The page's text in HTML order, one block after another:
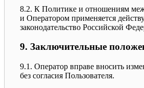
8.2. К Политике и отношениям
и Оператором применяется
законодательство Российской
9. Заключительные
9.1. Оператор вправе вносить
без согласия Пользователя.